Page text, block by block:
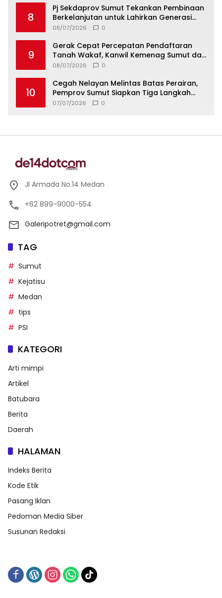
8
Pj Sekdaprov Sumut Tekankan Pembinaan
Berkelanjutan untuk Lahirkan Generasi
Qurani Berkarakter
08/07/2026 0
9
Gerak Cepat Percepatan Pendaftaran
Tanah Wakaf, Kanwil Kemenag Sumut dan
Lintas Instansi Bahas Draf MoU
08/07/2026 0
10
Cegah Nelayan Melintas Batas Perairan,
Pemprov Sumut Siapkan Tiga Langkah
Strategis
07/07/2026 0
Jl Armada No.14 Medan
+62 899-9000-554
Galeripotret@gmail.com
TAG
Sumut
Kejatisu
Medan
tips
PSI
KATEGORI
Arti mimpi
Artikel
Batubara
Berita
Daerah
HALAMAN
Indeks Berita
Kode Etik
Pasang Iklan
Pedoman Media Siber
Susunan Redaksi